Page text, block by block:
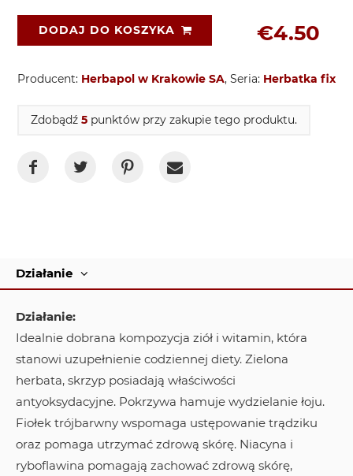
€4.50
DODAJ DO KOSZYKA
Producent: Herbapol w Krakowie SA, Seria: Herbatka fix
Zdobądź 5 punktów przy zakupie tego produktu.
Działanie
Działanie:
Idealnie dobrana kompozycja ziół i witamin, która
stanowi uzupełnienie codziennej diety. Zielona
herbata, skrzyp posiadają właściwości
antyoksydacyjne. Pokrzywa hamuje wydzielanie łoju.
Fiołek trójbarwny wspomaga ustępowanie trądziku
oraz pomaga utrzymać zdrową skórę. Niacyna i
ryboflawina pomagają zachować zdrową skórę,